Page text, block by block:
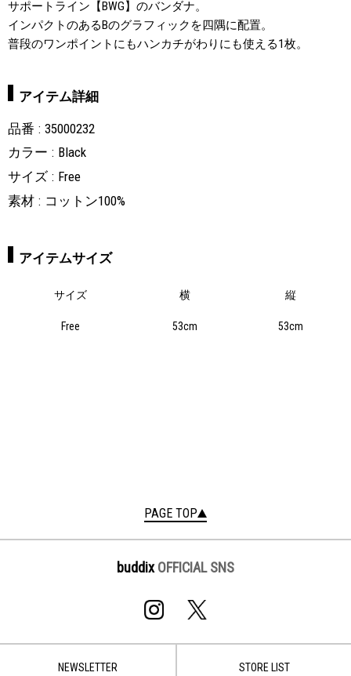
サポートライン【BWG】のバンダナ。
インパクトのあるBのグラフィックを四隅に配置。
普段のワンポイントにもハンカチがわりにも使える1枚。
アイテム詳細
品番
35000232
カラー
Black
サイズ
Free
素材
コットン100%
アイテムサイズ
サイズ 横 縦
Free 53cm 53cm
PAGE TOP
buddix OFFICIAL SNS
NEWSLETTER STORE LIST